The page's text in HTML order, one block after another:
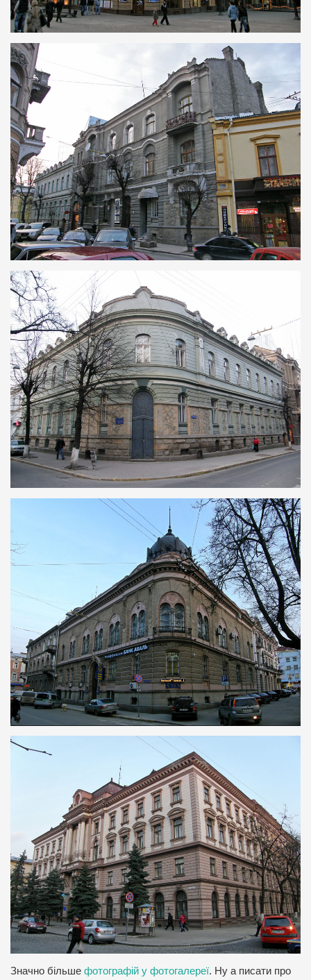
Значно більше фотографій у фотогалереї. Ну а писати про